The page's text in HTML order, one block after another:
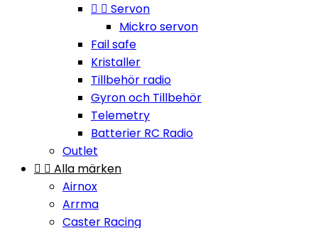
  Servon
Mickro servon
Fail safe
Kristaller
Tillbehör radio
Gyron och Tillbehör
Telemetry
Batterier RC Radio
Outlet
  Alla märken
Airnox
Arrma
Caster Racing